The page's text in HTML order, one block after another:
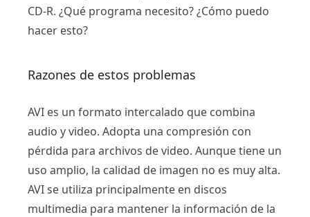
CD-R. ¿Qué programa necesito? ¿Cómo puedo
hacer esto?
Razones de estos problemas
AVI es un formato intercalado que combina
audio y video. Adopta una compresión con
pérdida para archivos de video. Aunque tiene un
uso amplio, la calidad de imagen no es muy alta.
AVI se utiliza principalmente en discos
multimedia para mantener la información de la